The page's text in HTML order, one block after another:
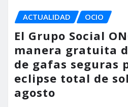
ACTUALIDAD OCIO
El Grupo Social
manera gratuita
de gafas seguras
eclipse total de
agosto